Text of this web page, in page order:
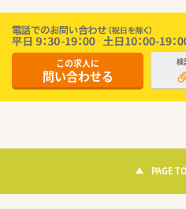
この求人に
問い合わせる
検
PAGE